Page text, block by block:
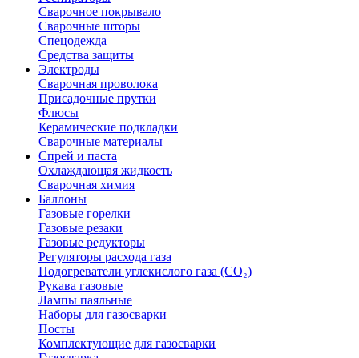
Сварочное покрывало
Сварочные шторы
Спецодежда
Средства защиты
Электроды
Сварочная проволока
Присадочные прутки
Флюсы
Керамические подкладки
Сварочные материалы
Спрей и паста
Охлаждающая жидкость
Сварочная химия
Баллоны
Газовые горелки
Газовые резаки
Газовые редукторы
Регуляторы расхода газа
Подогреватели углекислого газа (CO₂)
Рукава газовые
Лампы паяльные
Наборы для газосварки
Посты
Комплектующие для газосварки